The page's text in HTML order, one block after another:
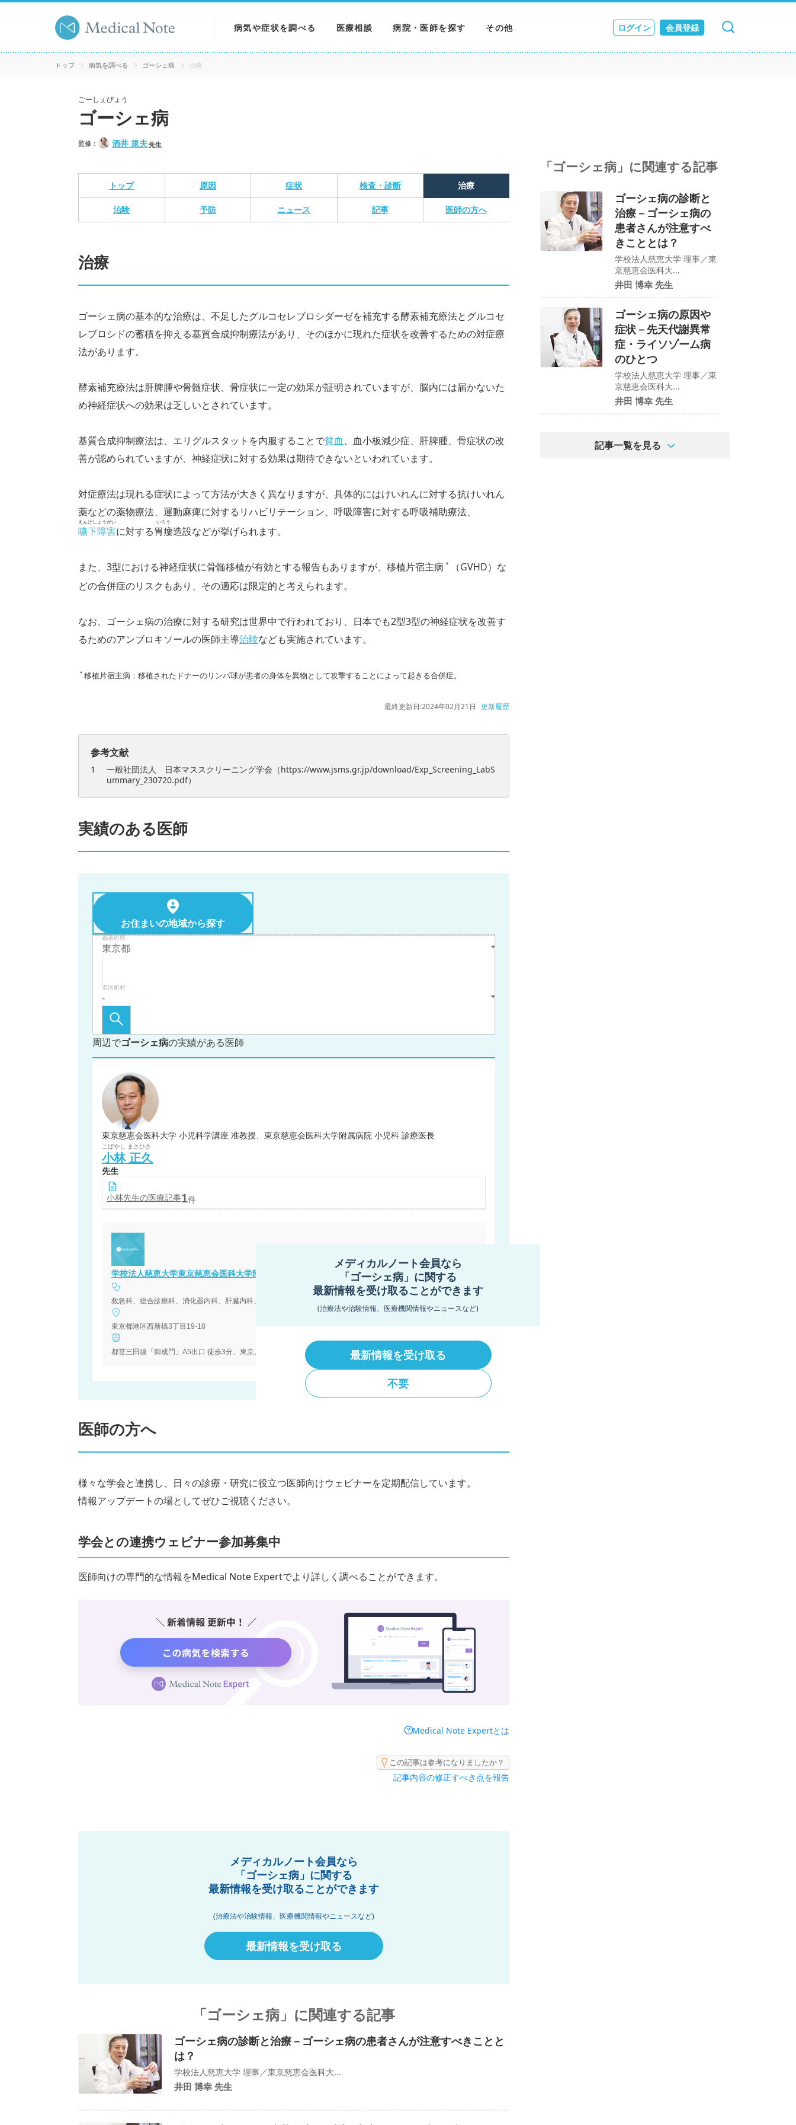
病気や症状を調べる
病気を調べる
医療相談 病院・医師を探す
病院を探す
その他
MNニュース
ログイン 会員登録
検索 キャンセル
トップ 病気を調べる ゴーシェ病 治療
メディカルノート会員なら
「ゴーシェ病」に関する
最新情報を受け取ることができます
(治療法や治験情報、医療機関情報やニュースなど)
最新情報を受け取る
不要
ごーしぇびょう
ゴーシェ病
監修： 酒井 規夫先生
トップ 原因 症状 検査・診断 治療
治験 予防 ニュース 記事 医師の方へ
治療
ゴーシェ病の基本的な治療は、不足したグルコセレブロシダーゼを補充する酵素補充療法とグルコセ
レブロシドの蓄積を抑える基質合成抑制療法があり、そのほかに現れた症状を改善するための対症療
法があります。
酵素補充療法は肝脾腫や骨髄症状、骨症状に一定の効果が証明されていますが、脳内には届かないた
め神経症状への効果は乏しいとされています。
基質合成抑制療法は、エリグルスタットを内服することで貧血 、血小板減少症、肝脾腫、骨症状の改
善が認められていますが、神経症状に対する効果は期待できないといわれています。
対症療法は現れる症状によって方法が大きく異なりますが、具体的にはけいれんに対する抗けいれん
薬などの薬物療法、運動麻痺に対するリハビリテーション、呼吸障害に対する呼吸補助療法、
嚥下障害
えんげしょうがい
に対する胃瘻
いろう
造設などが挙げられます。
また、3型における神経症状に骨髄移植が有効とする報告もありますが、移植片宿主病 ＊
（GVHD）な
どの合併症のリスクもあり、その適応は限定的と考えられます。
なお、ゴーシェ病の治療に対する研究は世界中で行われており、日本でも2型3型の神経症状を改善す
るためのアンブロキソールの医師主導治験なども実施されています。
＊ 移植片宿主病：移植されたドナーのリンパ球が患者の身体を異物として攻撃することによって起きる合併症。
最終更新日:2024年02月21日 更新履歴
参考文献
一般社団法人 日本マススクリーニング学会（https://www.jsms.gr.jp/download/Exp_Screening_LabS
ummary_230720.pdf）
実績のある医師
お住まいの地域から探す
都道府県
市区町村
周辺でゴーシェ病の実績がある医師
東京慈恵会医科大学 小児科学講座 准教授、東京慈恵会医科大学附属病院 小児科 診療医長
こばやし まさひさ
小林 正久
先生
小林先生の医療記事1件
学校法人慈恵大学東京慈恵会医科大学附属病院
救急科、総合診療科、消化器内科、肝臓内科、脳神経内科、腎臓内科、リウマチ科、膠原病内科、循環器内科、糖尿病内科、代謝内科、内分泌内科、腫瘍内科、血液内科、呼吸器内科、感染症内科、精神神経
東京都港区西新橋3丁目19-18
都営三田線「御成門」A5出口 徒歩3分、東京メトロ日比谷線「神谷町」3出口 徒歩7分、東京メトロ銀座線「虎ノ門」1番出口 徒歩10分
医師の方へ
様々な学会と連携し、日々の診療・研究に役立つ医師向けウェビナーを定期配信しています。
情報アップデートの場としてぜひご視聴ください。
学会との連携ウェビナー参加募集中
医師向けの専門的な情報をMedical Note Expertでより詳しく調べることができます。
Medical Note Expertとは
この記事は参考になりましたか？
記事内容の修正すべき点を報告
メディカルノート会員なら
「ゴーシェ病」に関する
最新情報を受け取ることができます
(治療法や治験情報、医療機関情報やニュースなど)
最新情報を受け取る
「ゴーシェ病」に関連する記事
ゴーシェ病の診断と治療－ゴーシェ病の患者さんが注意すべきことと
は？
学校法人慈恵大学 理事／東京慈恵会医科大...
井田 博幸 先生
「ゴーシェ病」に関連する記事
ゴーシェ病の診断と
治療－ゴーシェ病の
患者さんが注意すべ
きこととは？
学校法人慈恵大学 理事／東
京慈恵会医科大...
井田 博幸 先生
ゴーシェ病の原因や
症状－先天代謝異常
症・ライソゾーム病
のひとつ
学校法人慈恵大学 理事／東
京慈恵会医科大...
井田 博幸 先生
記事一覧を見る